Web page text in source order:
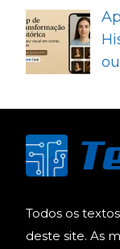
Todos os
deste site. As